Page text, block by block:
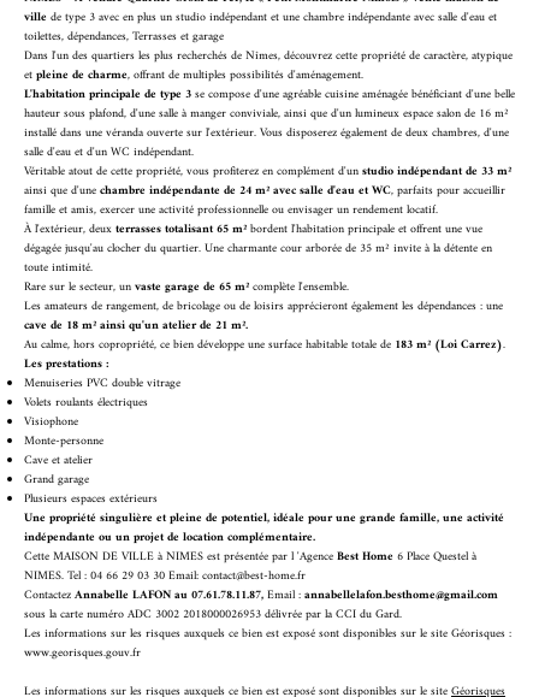
ville de type 3 avec en plus un studio indépendant et une chambre indépendante avec salle d'eau et
toilettes, dépendances, Terrasses et garage
Dans l'un des quartiers les plus recherchés de Nîmes, découvrez cette propriété de caractère, atypique
etpleine de charme, offrant de multiples possibilités d'aménagement.
L'habitation principale de type 3se compose d'une agréable cuisine aménagée bénéficiant d'une belle
hauteur sous plafond, d'une salle à manger conviviale, ainsi que d'un lumineux espace salon de 16 m²
installé dans une véranda ouverte sur l'extérieur. Vous disposerez également de deux chambres, d'une
salle d'eau et d'un WC indépendant.
Véritable atout de cette propriété, vous profiterez en complément d'unstudio indépendant de 33 m²
ainsi que d'unechambre indépendante de 24 m² avec salle d'eau et WC, parfaits pour accueillir
famille et amis, exercer une activité professionnelle ou envisager un rendement locatif.
À l'extérieur, deuxterrasses totalisant 65 m²bordent l'habitation principale et offrent une vue
dégagée jusqu'au clocher du quartier. Une charmante cour arborée de 35 m² invite à la détente en
toute intimité.
Rare sur le secteur, unvaste garage de 65 m²complète l'ensemble.
Les amateurs de rangement, de bricolage ou de loisirs apprécieront également les dépendances : une
cave de 18 m² ainsi qu'un atelier de 21 m².
Au calme, hors copropriété, ce bien développe une surface habitable totale de 183 m² (Loi Carrez).
Les prestations :
Menuiseries PVC double vitrage
Volets roulants électriques
Visiophone
Monte-personne
Cave et atelier
Grand garage
Plusieurs espaces extérieurs
Une propriété singulière et pleine de potentiel, idéale pour une grande famille, une activité
indépendante ou un projet de location complémentaire.
Cette MAISON DE VILLE à NIMES est présentée par l 'AgenceBest Home 6 Place Questel à
NIMES. Tel : 04 66 29 03 30 Email: contact@best-home.fr
ContactezAnnabelle LAFON au 07.61.78.11.87,Email :annabellelafon.besthome@gmail.com
sous la carte numéro ADC 3002 2018000026953 délivrée par la CCI du Gard.
Les informations sur les risques auxquels ce bien est exposé sont disponibles sur le site Géorisques :
www.georisques.gouv.fr
Les informations sur les risques auxquels ce bien est exposé sont disponibles sur le siteGéorisques